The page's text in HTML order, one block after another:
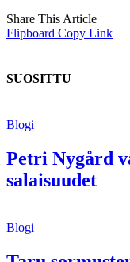
Share This Article
Flipboard Copy Link
SUOSITTU
Blogi
Petri Nygård
salaisuudet
Blogi